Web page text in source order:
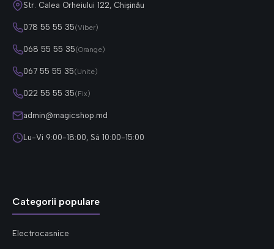
Str. Calea Orheiului 122, Chișinău
078 55 55 35(Viber)
068 55 55 35(Orange)
067 55 55 35(Unite)
022 55 55 35(Fix)
admin@magicshop.md
Lu-Vi 9:00-18:00, Sâ 10:00-15:00
Categorii populare
Electrocasnice